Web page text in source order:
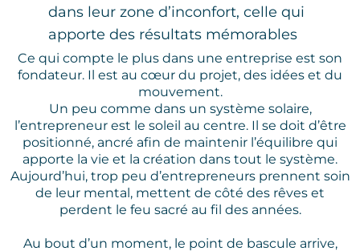
dans leur zone d’inconfort, celle qui
apporte des résultats mémorables
Ce qui compte le plus dans une entreprise est son
fondateur. Il est au cœur du projet, des idées et du
mouvement.
Un peu comme dans un système solaire,
l’entrepreneur est le soleil au centre. Il se doit d’être
positionné, ancré afin de maintenir l’équilibre qui
apporte la vie et la création dans tout le système.
Aujourd’hui, trop peu d’entrepreneurs prennent soin
de leur mental, mettent de côté des rêves et
perdent le feu sacré au fil des années.
Au bout d’un moment, le point de bascule arrive,